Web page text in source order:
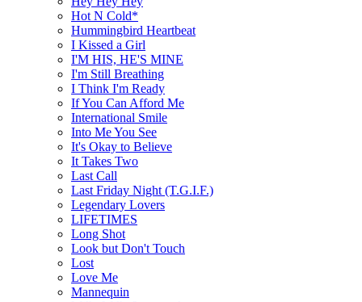
Hot N Cold*
Hummingbird Heartbeat
I Kissed a Girl
I'M HIS, HE'S MINE
I'm Still Breathing
I Think I'm Ready
If You Can Afford Me
International Smile
Into Me You See
It's Okay to Believe
It Takes Two
Last Call
Last Friday Night (T.G.I.F.)
Legendary Lovers
LIFETIMES
Long Shot
Look but Don't Touch
Lost
Love Me
Mannequin